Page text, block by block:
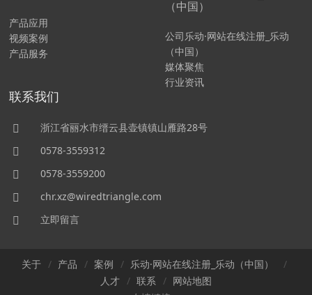
产品应用
视频案例
产品服务
（中国）
公司乐动·网站在线注册_乐动
（中国）
媒体聚焦
行业资讯
联系我们
浙江省丽水市缙云县壶镇镇山雁路28号
0578-3559312
0578-3559200
chr.xz@wiredtriangle.com
立即留言
关于 产品 案例
乐动·网站在线注册_乐动（中国）
人才
联系
网站地图